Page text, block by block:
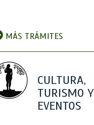
MÁS TRÁMITES
CULTURA,
TURISMO Y
EVENTOS